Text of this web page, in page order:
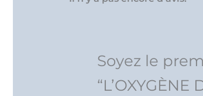
Soyez le
“L’OXYGÈNE